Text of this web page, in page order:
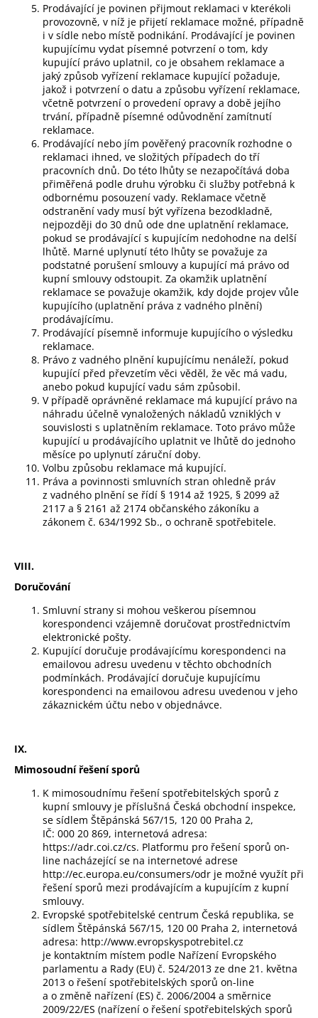
Prodávající je povinen přijmout reklamaci v kterékoli
provozovně, v níž je přijetí reklamace možné, případně
i v sídle nebo místě podnikání. Prodávající je povinen
kupujícímu vydat písemné potvrzení o tom, kdy
kupující právo uplatnil, co je obsahem reklamace a
jaký způsob vyřízení reklamace kupující požaduje,
jakož i potvrzení o datu a způsobu vyřízení reklamace,
včetně potvrzení o provedení opravy a době jejího
trvání, případně písemné odůvodnění zamítnutí
reklamace.
Prodávající nebo jím pověřený pracovník rozhodne o
reklamaci ihned, ve složitých případech do tří
pracovních dnů. Do této lhůty se nezapočítává doba
přiměřená podle druhu výrobku či služby potřebná k
odbornému posouzení vady. Reklamace včetně
odstranění vady musí být vyřízena bezodkladně,
nejpozději do 30 dnů ode dne uplatnění reklamace,
pokud se prodávající s kupujícím nedohodne na delší
lhůtě. Marné uplynutí této lhůty se považuje za
podstatné porušení smlouvy a kupující má právo od
kupní smlouvy odstoupit. Za okamžik uplatnění
reklamace se považuje okamžik, kdy dojde projev vůle
kupujícího (uplatnění práva z vadného plnění)
prodávajícímu.
Prodávající písemně informuje kupujícího o výsledku
reklamace.
Právo z vadného plnění kupujícímu nenáleží, pokud
kupující před převzetím věci věděl, že věc má vadu,
anebo pokud kupující vadu sám způsobil.
V případě oprávněné reklamace má kupující právo na
náhradu účelně vynaložených nákladů vzniklých v
souvislosti s uplatněním reklamace. Toto právo může
kupující u prodávajícího uplatnit ve lhůtě do jednoho
měsíce po uplynutí záruční doby.
Volbu způsobu reklamace má kupující.
Práva a povinnosti smluvních stran ohledně práv
z vadného plnění se řídí § 1914 až 1925, § 2099 až
2117 a § 2161 až 2174 občanského zákoníku a
zákonem č. 634/1992 Sb., o ochraně spotřebitele.
VIII.
Doručování
Smluvní strany si mohou veškerou písemnou
korespondenci vzájemně doručovat prostřednictvím
elektronické pošty.
Kupující doručuje prodávajícímu korespondenci na
emailovou adresu uvedenu v těchto obchodních
podmínkách. Prodávající doručuje kupujícímu
korespondenci na emailovou adresu uvedenou v jeho
zákaznickém účtu nebo v objednávce.
IX.
Mimosoudní řešení sporů
K mimosoudnímu řešení spotřebitelských sporů z
kupní smlouvy je příslušná Česká obchodní inspekce,
se sídlem Štěpánská 567/15, 120 00 Praha 2,
IČ: 000 20 869, internetová adresa:
https://adr.coi.cz/cs. Platformu pro řešení sporů on-
line nacházející se na internetové adrese
http://ec.europa.eu/consumers/odr je možné využít při
řešení sporů mezi prodávajícím a kupujícím z kupní
smlouvy.
Evropské spotřebitelské centrum Česká republika, se
sídlem Štěpánská 567/15, 120 00 Praha 2, internetová
adresa: http://www.evropskyspotrebitel.cz
je kontaktním místem podle Nařízení Evropského
parlamentu a Rady (EU) č. 524/2013 ze dne 21. května
2013 o řešení spotřebitelských sporů on-line
a o změně nařízení (ES) č. 2006/2004 a směrnice
2009/22/ES (nařízení o řešení spotřebitelských sporů